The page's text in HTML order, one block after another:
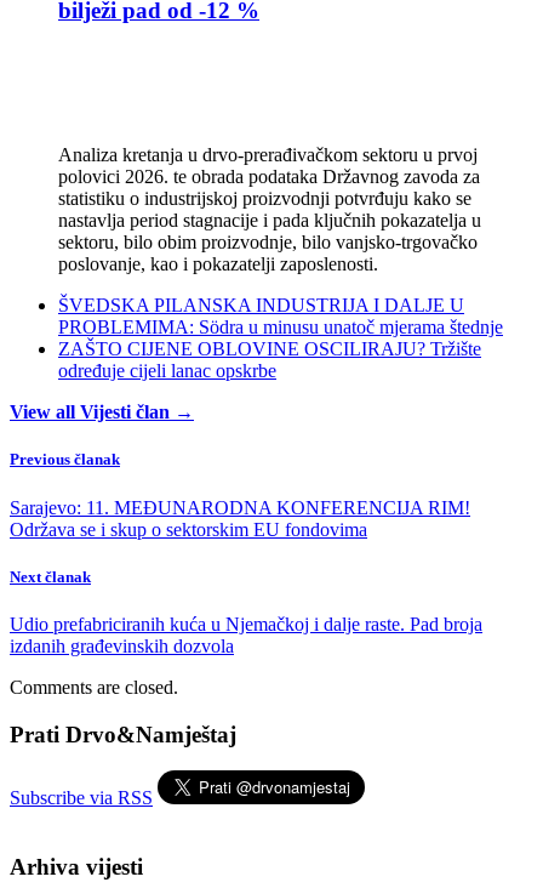
bilježi pad od -12 %
Analiza kretanja u drvo-prerađivačkom sektoru u prvoj
polovici 2026. te obrada podataka Državnog zavoda za
statistiku o industrijskoj proizvodnji potvrđuju kako se
nastavlja period stagnacije i pada ključnih pokazatelja u
sektoru, bilo obim proizvodnje, bilo vanjsko-trgovačko
poslovanje, kao i pokazatelji zaposlenosti.
ŠVEDSKA PILANSKA INDUSTRIJA I DALJE U
PROBLEMIMA: Södra u minusu unatoč mjerama štednje
ZAŠTO CIJENE OBLOVINE OSCILIRAJU? Tržište
određuje cijeli lanac opskrbe
View all Vijesti član →
Previous članak
Sarajevo: 11. MEĐUNARODNA KONFERENCIJA RIM!
Održava se i skup o sektorskim EU fondovima
Next članak
Udio prefabriciranih kuća u Njemačkoj i dalje raste. Pad broja
izdanih građevinskih dozvola
Comments are closed.
Prati Drvo&Namještaj
Subscribe via RSS
Arhiva vijesti